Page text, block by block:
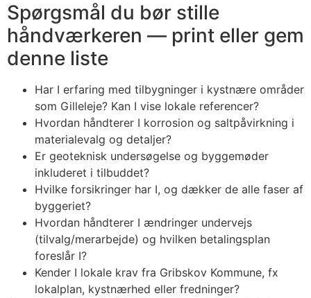
Spørgsmål du bør stille
håndværkeren — print eller gem
denne liste
Har I erfaring med tilbygninger i kystnære områder
som Gilleleje? Kan I vise lokale referencer?
Hvordan håndterer I korrosion og saltpåvirkning i
materialevalg og detaljer?
Er geoteknisk undersøgelse og byggemøder
inkluderet i tilbuddet?
Hvilke forsikringer har I, og dækker de alle faser af
byggeriet?
Hvordan håndterer I ændringer undervejs
(tilvalg/merarbejde) og hvilken betalingsplan
foreslår I?
Kender I lokale krav fra Gribskov Kommune, fx
lokalplan, kystnærhed eller fredninger?